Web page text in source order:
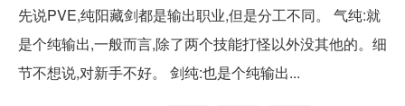
先说PVE,纯阳藏剑都是输出职业,但是分工不同。 气纯:就
是个纯输出,一般而言,除了两个技能打怪以外没其他的。细
节不想说,对新手不好。 剑纯:也是个纯输出...